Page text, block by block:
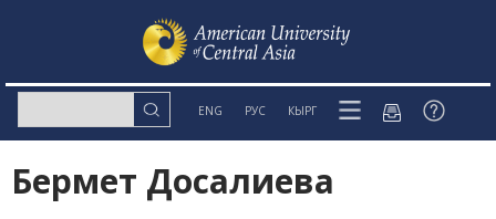
ENG РУС КЫРГ
Бермет Досалиева